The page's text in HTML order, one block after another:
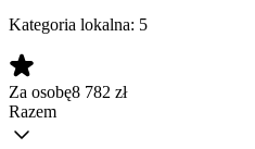
Kategoria lokalna: 5
Za osobę8 782 zł
Razem